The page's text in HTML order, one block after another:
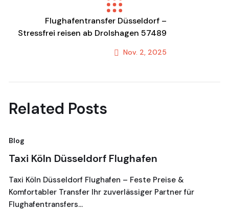
Previous Post
Flughafentransfer Düsseldorf –
Stressfrei reisen ab Drolshagen 57489
Nov. 2, 2025
Related Posts
Blog
Taxi Köln Düsseldorf Flughafen
Taxi Köln Düsseldorf Flughafen – Feste Preise &
Komfortabler Transfer Ihr zuverlässiger Partner für
Flughafentransfers…